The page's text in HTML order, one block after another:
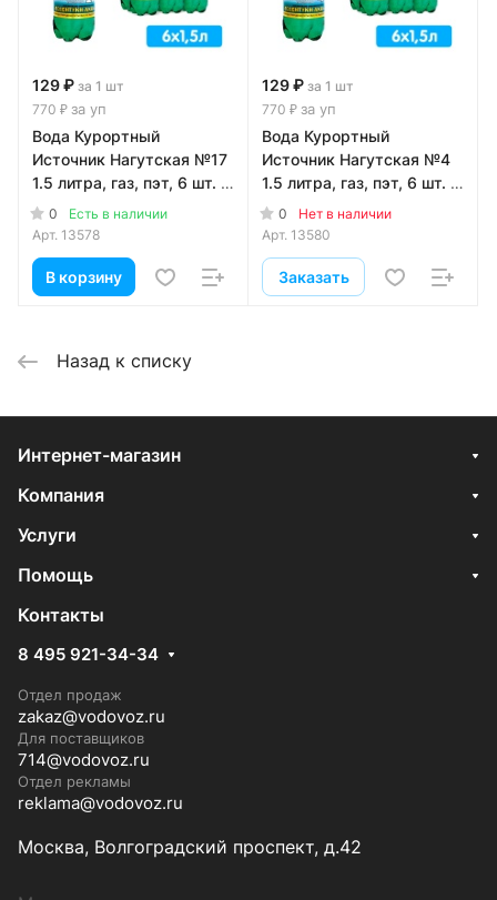
129 ₽ за 1 шт
770 ₽ за уп
Вода Курортный
Источник Нагутская №17
1.5 литра, газ, пэт, 6 шт. в
уп.0
Есть в наличии
Арт. 13578
В корзину
129 ₽ за 1 шт
770 ₽ за уп
Вода Курортный
Источник Нагутская №4
1.5 литра, газ, пэт, 6 шт. в
уп.0
Нет в наличии
Арт. 13580
Заказать
Назад к списку
Интернет-магазин
Компания
Услуги
Помощь
Контакты
8 495 921-34-34
Отдел продаж
zakaz@vodovoz.ru
Для поставщиков
714@vodovoz.ru
Отдел рекламы
reklama@vodovoz.ru
Москва, Волгоградский проспект, д.42